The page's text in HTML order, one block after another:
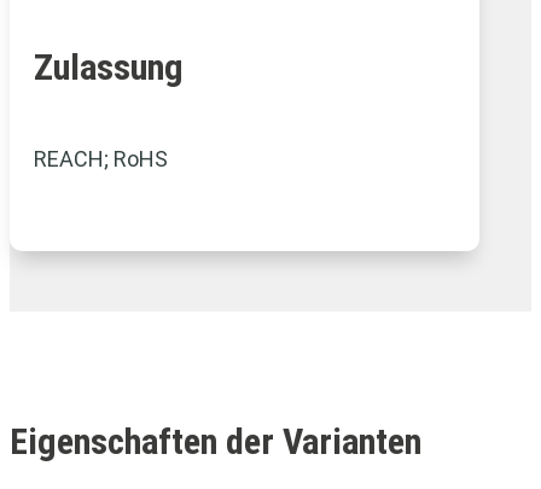
Zulassung
REACH; RoHS
Eigenschaften der Varianten